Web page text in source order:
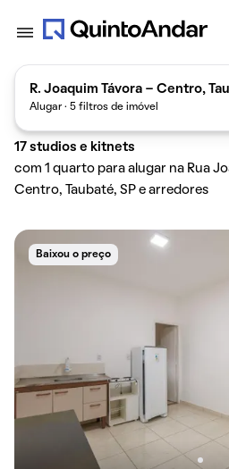
R. Joaquim Távora - Centro,
Alugar · 5 filtros de imóvel
17 studios e kitnets
com 1 quarto para alugar na Rua
Centro, Taubaté, SP e arredores
Baixou o preço